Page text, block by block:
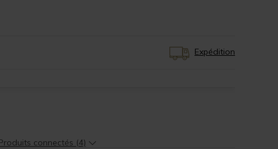
Expédition
connectés (4)